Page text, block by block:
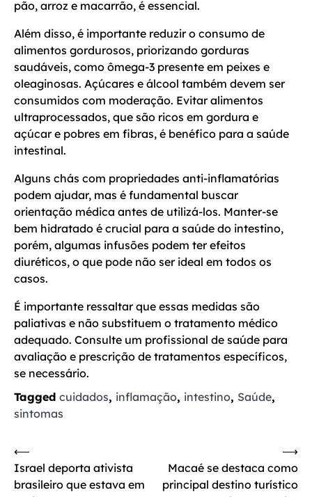
pão, arroz e macarrão, é essencial.
Além disso, é importante reduzir o consumo de
alimentos gordurosos, priorizando gorduras
saudáveis, como ômega-3 presente em peixes e
oleaginosas. Açúcares e álcool também devem ser
consumidos com moderação. Evitar alimentos
ultraprocessados, que são ricos em gordura e
açúcar e pobres em fibras, é benéfico para a saúde
intestinal.
Alguns chás com propriedades anti-inflamatórias
podem ajudar, mas é fundamental buscar
orientação médica antes de utilizá-los. Manter-se
bem hidratado é crucial para a saúde do intestino,
porém, algumas infusões podem ter efeitos
diuréticos, o que pode não ser ideal em todos os
casos.
É importante ressaltar que essas medidas são
paliativas e não substituem o tratamento médico
adequado. Consulte um profissional de saúde para
avaliação e prescrição de tratamentos específicos,
se necessário.
Tagged cuidados, inflamação, intestino, Saúde,
sintomas
Navegação
de
⟵
Israel deporta ativista
brasileiro que estava em
Macaé se destaca como
principal destino turístico
⟶